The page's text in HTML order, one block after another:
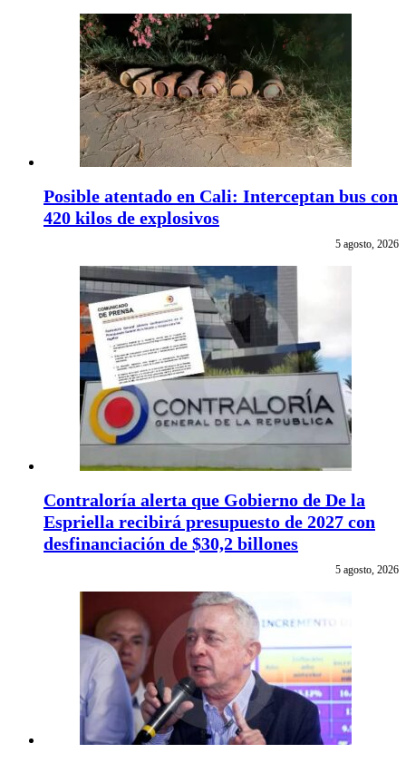
Posible atentado en Cali: Interceptan bus con
420 kilos de explosivos
5 agosto, 2026
Contraloría alerta que Gobierno de De la
Espriella recibirá presupuesto de 2027 con
desfinanciación de $30,2 billones
5 agosto, 2026